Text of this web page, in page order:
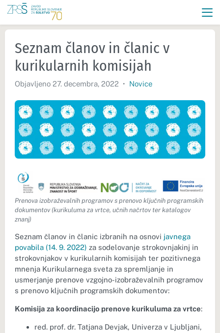
Seznam članov in članic v
kurikularnih komisijah
Objavljeno 27. decembra, 2022 • Novice
Prenova izobraževalnih programov s prenovo ključnih programskih
dokumentov (kurikuluma za vrtce, učnih načrtov ter katalogov
znanj)
Seznam članov in članic izbranih na osnovi javnega
povabila (14. 9. 2022) za sodelovanje strokovnjakinj in
strokovnjakov v kurikularnih komisijah ter pozitivnega
mnenja Kurikularnega sveta za spremljanje in
usmerjanje prenove vzgojno-izobraževalnih programov
s prenovo ključnih programskih dokumentov:
Komisija za koordinacijo prenove kurikuluma za vrtce:
red. prof. dr. Tatjana Devjak, Univerza v Ljubljani,